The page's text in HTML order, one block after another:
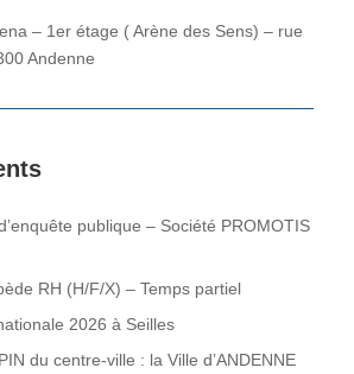
– 1er étage ( Arène des Sens) – rue
Andenne
publique – Société PROMOTIS
RH (H/F/X) – Temps partiel
2026 à Seilles
du centre-ville : la Ville d’ANDENNE